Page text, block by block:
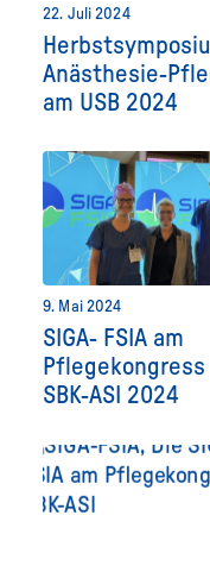
22. Juli 2024
Anästhesie-
am USB 2024
9. Mai 2024
SIGA- FSIA am
Pflegekongress
SBK-ASI 2024